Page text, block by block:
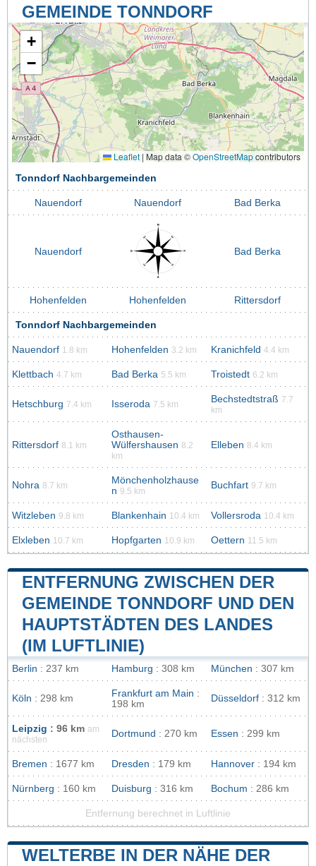
GEMEINDE TONNDORF
+
−
Leaflet | Map data ©OpenStreetMapcontributors
Tonndorf Nachbargemeinden
Nauendorf Nauendorf Bad Berka
Nauendorf Bad Berka
Hohenfelden Hohenfelden Rittersdorf
Tonndorf Nachbargemeinden
Nauendorf 1.8 km Hohenfelden 3.2 km Kranichfeld 4.4 km
Klettbach 4.7 km Bad Berka 5.5 km Troistedt 6.2 km
Hetschburg 7.4 km Isseroda 7.5 km Bechstedtstraß 7.7
km
Rittersdorf 8.1 km
Osthausen-
Wülfershausen 8.2
km
Elleben 8.4 km
Nohra 8.7 km
Mönchenholzhause
n 9.5 km
Buchfart 9.7 km
Witzleben 9.8 km Blankenhain 10.4 km Vollersroda 10.4 km
Elxleben 10.7 km Hopfgarten 10.9 km Oettern 11.5 km
ENTFERNUNG ZWISCHEN DER
GEMEINDE TONNDORF UND DEN
HAUPTSTÄDTEN DES LANDES
(IM LUFTLINIE)
Berlin : 237 km Hamburg : 308 km München : 307 km
Köln : 298 km Frankfurt am Main :
198 km
Düsseldorf : 312 km
Leipzig : 96 km am
nächsten
Dortmund : 270 km Essen : 299 km
Bremen : 1677 km Dresden : 179 km Hannover : 194 km
Nürnberg : 160 km Duisburg : 316 km Bochum : 286 km
Entfernung berechnet in Luftlinie
WELTERBE IN DER NÄHE DER